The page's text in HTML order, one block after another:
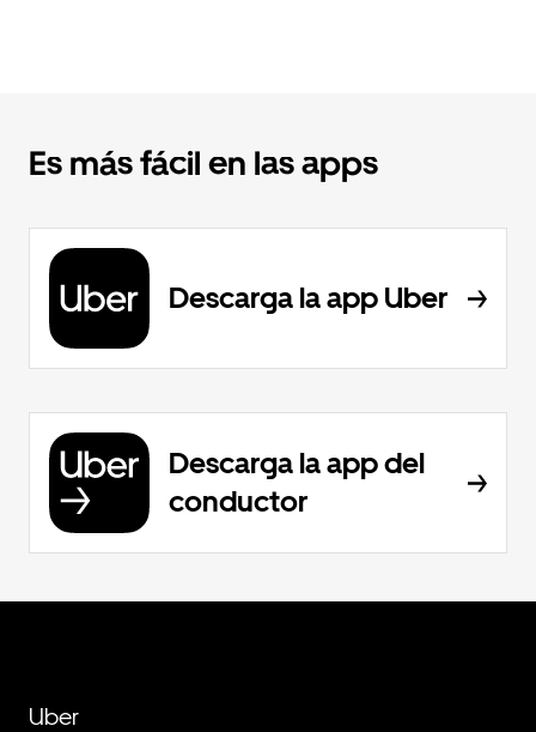
Es más fácil en las apps
Descarga la app Uber
Descarga la app del
conductor
Uber